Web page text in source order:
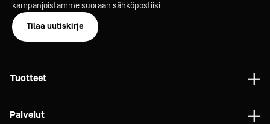
kampanjoistamme suoraan sähköpostiisi.
Tilaa uutiskirje
Tuotteet
Palvelut